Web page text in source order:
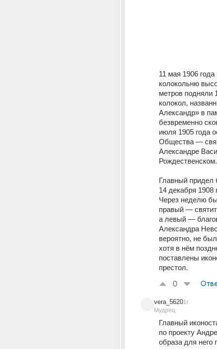
11 мая 1906
колокольню
метров подняли
колокол,
Александр» в
безвременно
июля 1905 года
Общества —
Александре
Главный
14 декабря 1908
Через неделю
правый —
а левый —
Александра
вероятно, не
хотя в нём
поставлены
престол.
0
vera_5620
Мудрец
1г
Главный
по проекту
образа для него